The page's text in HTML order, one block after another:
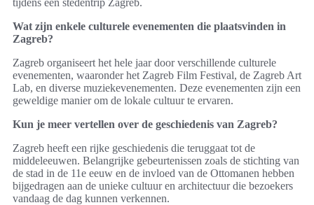
Wat zijn enkele culturele evenementen die plaatsvinden in
Zagreb?
Zagreb organiseert het hele jaar door verschillende culturele
evenementen, waaronder het Zagreb Film Festival, de Zagreb Art
Lab, en diverse muziekevenementen. Deze evenementen zijn een
geweldige manier om de lokale cultuur te ervaren.
Kun je meer vertellen over de geschiedenis van Zagreb?
Zagreb heeft een rijke geschiedenis die teruggaat tot de
middeleeuwen. Belangrijke gebeurtenissen zoals de stichting van
de stad in de 11e eeuw en de invloed van de Ottomanen hebben
bijgedragen aan de unieke cultuur en architectuur die bezoekers
vandaag de dag kunnen verkennen.